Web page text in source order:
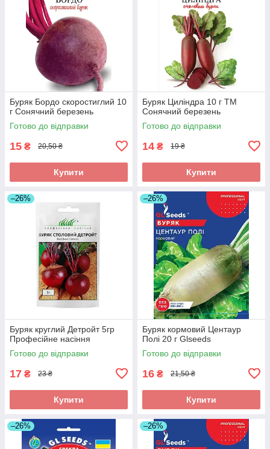
Буряк Бордо скоростиглий 10
г Сонячний березень
Готово до відправки
15 ₴ 20,50 ₴
Купити
Буряк Циліндра 10 г ТМ
Сонячний березень
Готово до відправки
14 ₴ 19 ₴
Купити
–26%
Буряк круглий Детройт 5гр
Професійне насіння
Готово до відправки
17 ₴ 23 ₴
Купити
–26%
Буряк кормовий Центаур
Полі 20 г Glseeds
Готово до відправки
16 ₴ 21,50 ₴
Купити
–26% –26%